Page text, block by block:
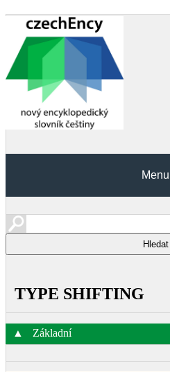
Menu
TYPE SHIFTING
▲ Základní